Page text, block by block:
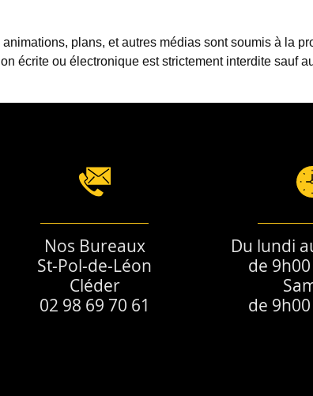
plans, et autres médias sont soumis à la
écrite ou électronique est strictement interdite sauf
Nos Bureaux
St-Pol-de-Léon
Cléder
02 98 69 70 61
Du lundi
de
de